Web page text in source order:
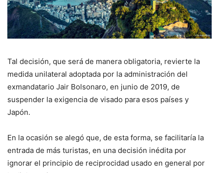
Tal decisión, que será de manera obligatoria, revierte la
medida unilateral adoptada por la administración del
exmandatario Jair Bolsonaro, en junio de 2019, de
suspender la exigencia de visado para esos países y
Japón.
En la ocasión se alegó que, de esta forma, se facilitaría la
entrada de más turistas, en una decisión inédita por
ignorar el principio de reciprocidad usado en general por